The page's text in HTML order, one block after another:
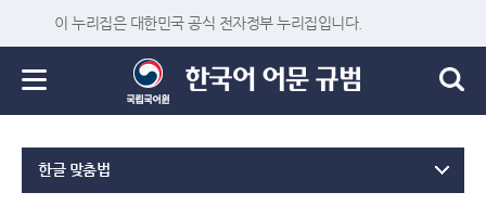
이 누리집은 대한민국 공식 전자정부 누리집입니다.
한글 맞춤법